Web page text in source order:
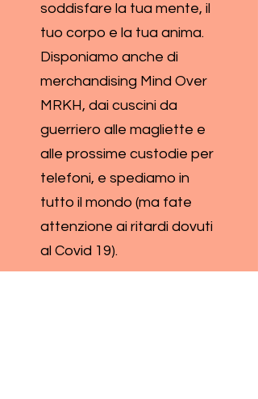
soddisfare la tua mente, il
tuo corpo e la tua anima.
Disponiamo anche di
merchandising Mind Over
MRKH, dai cuscini da
guerriero alle magliette e
alle prossime custodie per
telefoni, e spediamo in
tutto il mondo (ma fate
attenzione ai ritardi dovuti
al Covid 19).